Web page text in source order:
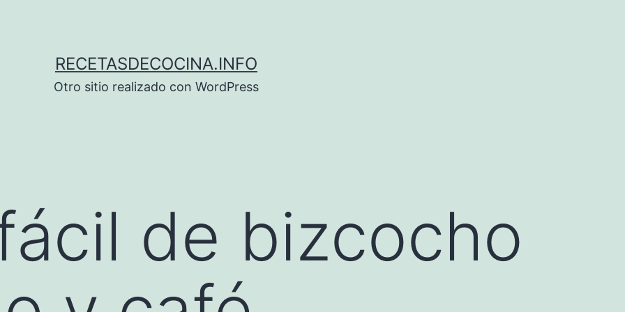
RECETASDECOCINA.INFO
Otro sitio realizado con WordPress
de bizcocho